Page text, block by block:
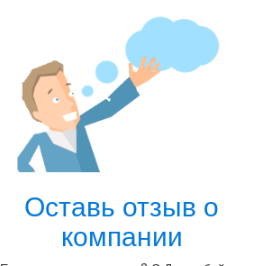
Оставь отзыв о
компании